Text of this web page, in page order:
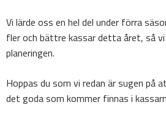
Vi lärde oss en hel del under förra
fler och bättre kassar detta året, så
planeringen.
Hoppas du som vi redan är sugen på
det goda som kommer finnas i